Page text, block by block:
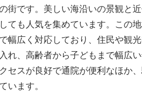
街です。美しい海沿いの景観と
ても人気を集めています。この
幅広く対応しており、住民や観
れ、高齢者から子どもまで幅広
セスが良好で通院が便利なほか
います。